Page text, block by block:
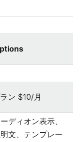
ン $10/月
ディオン表示、
文、テンプレー